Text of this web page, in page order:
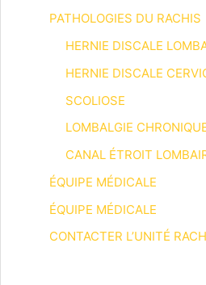
PATHOLOGIES DU RACHIS
HERNIE DISCALE
HERNIE DISCALE
SCOLIOSE
LOMBALGIE
CANAL ÉTROIT
ÉQUIPE MÉDICALE
ÉQUIPE MÉDICALE
CONTACTER L’UNITÉ